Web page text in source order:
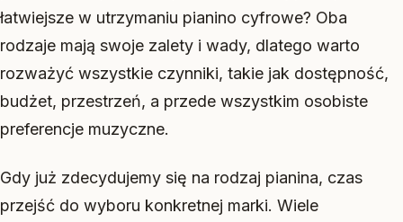
łatwiejsze w utrzymaniu pianino cyfrowe? Oba
rodzaje mają swoje zalety i wady, dlatego warto
rozważyć wszystkie czynniki, takie jak dostępność,
budżet, przestrzeń, a przede wszystkim osobiste
preferencje muzyczne.
Gdy już zdecydujemy się na rodzaj pianina, czas
przejść do wyboru konkretnej marki. Wiele